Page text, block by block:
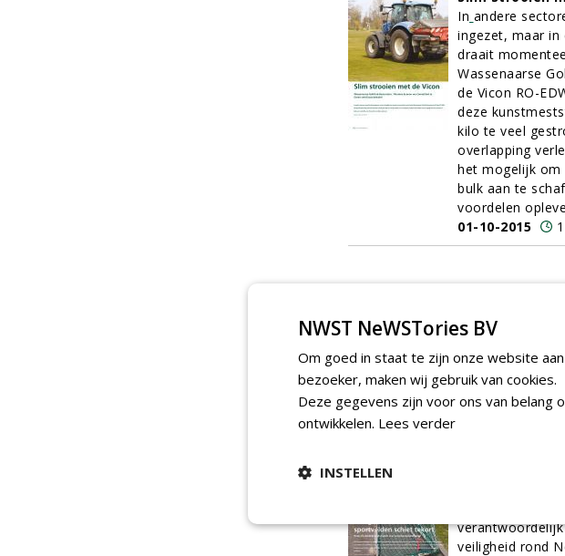
In andere
ingezet, maar
draait
Wassenaarse
de Vicon RO-
deze
kilo te veel
overlapping
het mogelijk om
bulk aan te
voordelen
01-10-2015
sportvelden
veiligheid rond
NWST NeWSTories BV
Om goed in staat te zijn onze website
bezoeker, maken wij gebruik van cookies.
Deze gegevens zijn voor ons van belang
ontwikkelen. Lees verder
INSTELLEN